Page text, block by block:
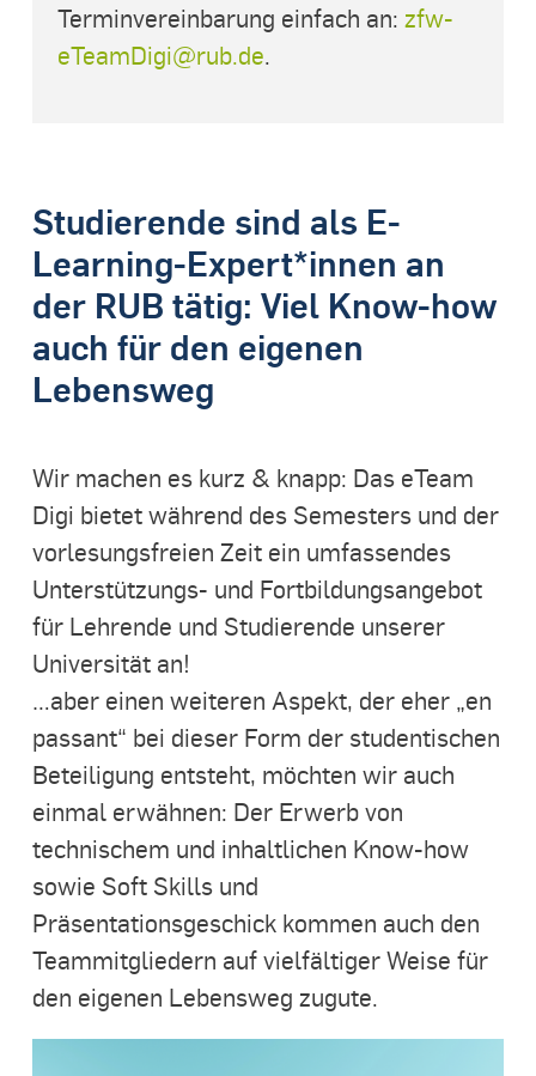
Terminvereinbarung einfach an: zfw-
eTeamDigi@rub.de.
Studierende sind als E-
Learning-Expert*innen an
der RUB tätig: Viel Know-how
auch für den eigenen
Lebensweg
Wir machen es kurz & knapp: Das eTeam
Digi bietet während des Semesters und der
vorlesungsfreien Zeit ein umfassendes
Unterstützungs- und Fortbildungsangebot
für Lehrende und Studierende unserer
Universität an!
…aber einen weiteren Aspekt, der eher „en
passant“ bei dieser Form der studentischen
Beteiligung entsteht, möchten wir auch
einmal erwähnen: Der Erwerb von
technischem und inhaltlichen Know-how
sowie Soft Skills und
Präsentationsgeschick kommen auch den
Teammitgliedern auf vielfältiger Weise für
den eigenen Lebensweg zugute.